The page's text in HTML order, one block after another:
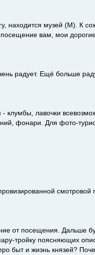
находится музей (М). К
посещение вам, мои
радует. Ещё больше
клумбы, лавочки
фонари. Для фото-
от посещения. Дальше
тройку поясняющих
быт и жизнь князей?